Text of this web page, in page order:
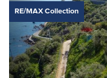
RE/MAX Collection